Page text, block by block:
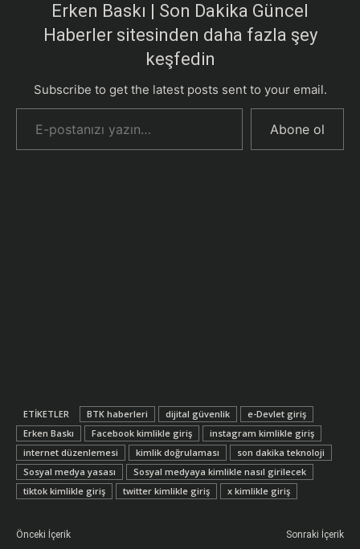
Erken Baskı | Son Dakika Güncel
Haberler sitesinden daha fazla şey
keşfedin
Subscribe to get the latest posts sent to your email.
E-postanızı yazın…
Abone ol
ETIKETLER BTK haberleri dijital güvenlik
e-Devlet giriş
Erken Baskı
Facebook kimlikle giriş
instagram kimlikle giriş
internet düzenlemesi
kimlik doğrulaması
son dakika teknoloji
Sosyal medya yasası
Sosyal medyaya kimlikle nasıl girilecek
tiktok kimlikle giriş
twitter kimlikle giriş x kimlikle giriş
Önceki İçerik Sonraki İçerik